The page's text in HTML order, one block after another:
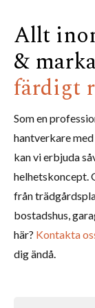
Allt
&
färdigt
Som en
hantverkare
kan vi erbjuda
helhetskoncept.
från
bostadshus,
här? Kontakta
dig ändå.